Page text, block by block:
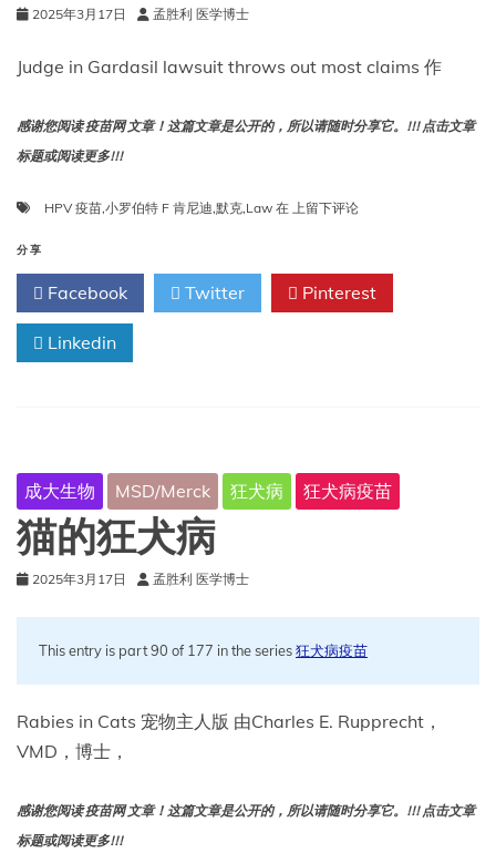
2025年3月17日 孟胜利 医学博士
Judge in Gardasil lawsuit throws out most claims 作
感谢您阅读 疫苗网 文章！这篇文章是公开的，所以请随时分享它。!!! 点击文章
标题或阅读更多!!!
HPV 疫苗,小罗伯特 F 肯尼迪,默克,Law 在 Gardasil
中
的
法
数
索
上留下评论
分享
Facebook Twitter Pinterest
Linkedin
成大生物 MSD/Merck 狂犬病 狂犬病疫苗
猫的狂犬病
2025年3月17日 孟胜利 医学博士
This entry is part 90 of 177 in the series狂犬病疫苗
Rabies in Cats 宠物主人版 由Charles E. Rupprecht，
VMD，博士，
感谢您阅读 疫苗网 文章！这篇文章是公开的，所以请随时分享它。!!! 点击文章
标题或阅读更多!!!